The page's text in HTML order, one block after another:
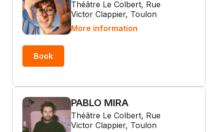
Théâtre Le Colbert, Rue
Victor Clappier, Toulon
More information
Book
PABLO MIRA
Théâtre Le Colbert, Rue
Victor Clappier, Toulon